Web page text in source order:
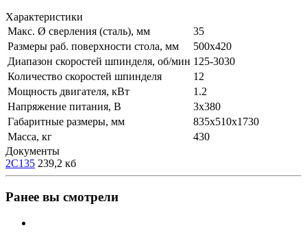
Характеристики
Макс. Ø сверления (сталь), мм
35
Размеры раб. поверхности стола, мм
500х420
Диапазон скоростей шпинделя, об/мин 125-3030
Количество скоростей шпинделя
12
Мощность двигателя, кВт
1.2
Напряжение питания, В
3x380
Габаритные размеры, мм
835х510х1730
Масса, кг
430
Документы
2С135 239,2 кб
Ранее вы смотрели